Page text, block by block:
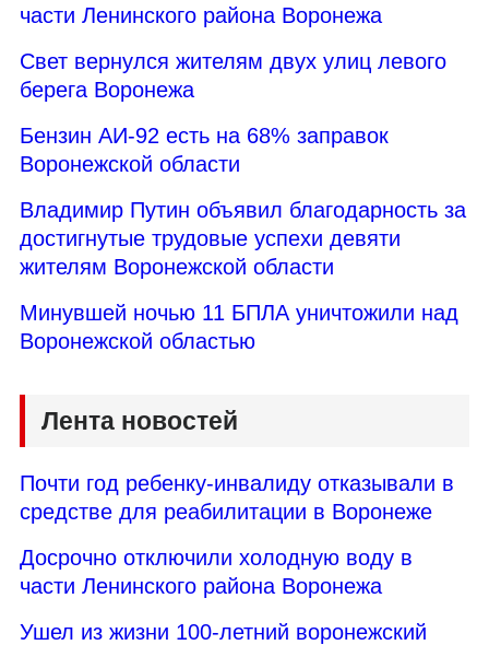
части Ленинского района Воронежа
Свет вернулся жителям двух улиц левого
берега Воронежа
Бензин АИ-92 есть на 68% заправок
Воронежской области
Владимир Путин объявил благодарность за
достигнутые трудовые успехи девяти
жителям Воронежской области
Минувшей ночью 11 БПЛА уничтожили над
Воронежской областью
Лента новостей
Почти год ребенку-инвалиду отказывали в
средстве для реабилитации в Воронеже
Досрочно отключили холодную воду в
части Ленинского района Воронежа
Ушел из жизни 100-летний воронежский